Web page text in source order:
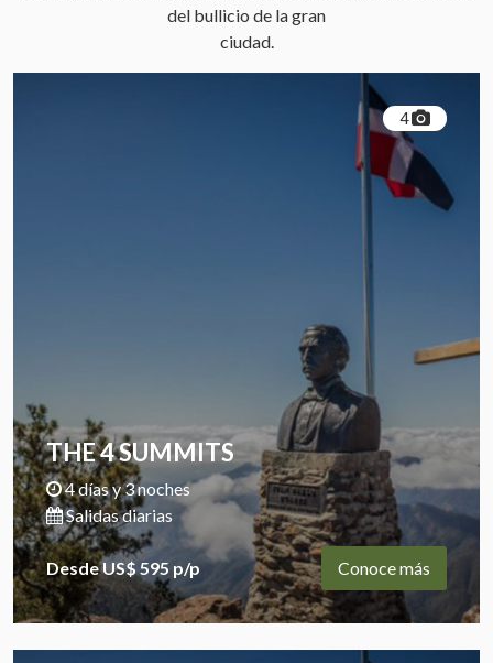
del bullicio de la gran
ciudad.
4
THE 4 SUMMITS
4 días y 3 noches
Salidas diarias
Desde US$ 595 p/p Conoce más